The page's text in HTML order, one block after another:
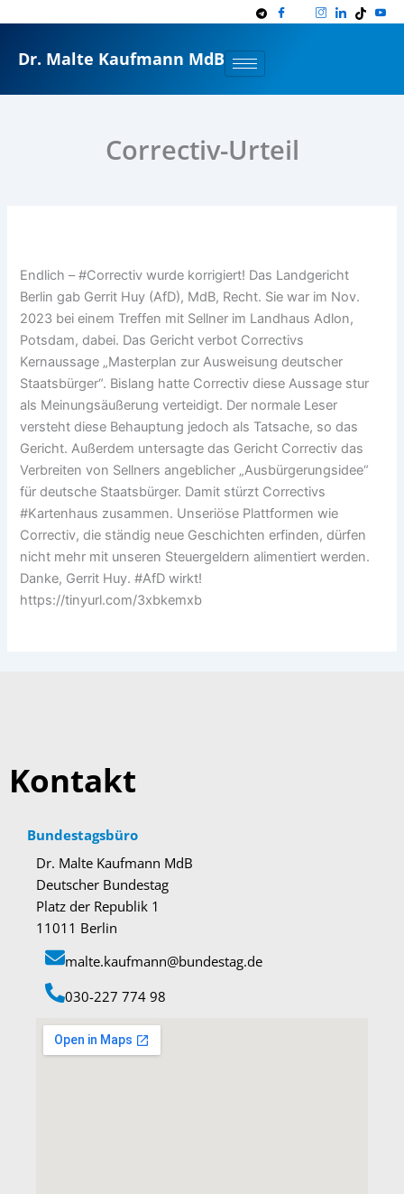
springen
Dr. Malte Kaufmann MdB
Correctiv-Urteil
Endlich – #Correctiv wurde korrigiert! Das Landgericht
Berlin gab Gerrit Huy (AfD), MdB, Recht. Sie war im Nov.
2023 bei einem Treffen mit Sellner im Landhaus Adlon,
Potsdam, dabei. Das Gericht verbot Correctivs
Kernaussage „Masterplan zur Ausweisung deutscher
Staatsbürger“. Bislang hatte Correctiv diese Aussage stur
als Meinungsäußerung verteidigt. Der normale Leser
versteht diese Behauptung jedoch als Tatsache, so das
Gericht. Außerdem untersagte das Gericht Correctiv das
Verbreiten von Sellners angeblicher „Ausbürgerungsidee“
für deutsche Staatsbürger. Damit stürzt Correctivs
#Kartenhaus zusammen. Unseriöse Plattformen wie
Correctiv, die ständig neue Geschichten erfinden, dürfen
nicht mehr mit unseren Steuergeldern alimentiert werden.
Danke, Gerrit Huy. #AfD wirkt!
https://tinyurl.com/3xbkemxb
Kontakt
Bundestagsbüro
Dr. Malte Kaufmann MdB
Deutscher Bundestag
Platz der Republik 1
11011 Berlin
malte.kaufmann@bundestag.de
‭030-227 774 98‬